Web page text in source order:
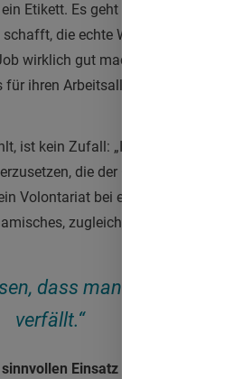
Etikett. Es geht nicht nur um
die echte Wirksamkeit
wirklich gut machen können. Dazu
ihren Arbeitsalltag“, betont sie.
ist kein Zufall: „Ich empfinde diese
die der Gesellschaft einen
Volontariat bei einer auf Healthcare
zugleich tief relevantes
dass man nicht in wilden
verfällt.“
sinnvollen Einsatz von KI